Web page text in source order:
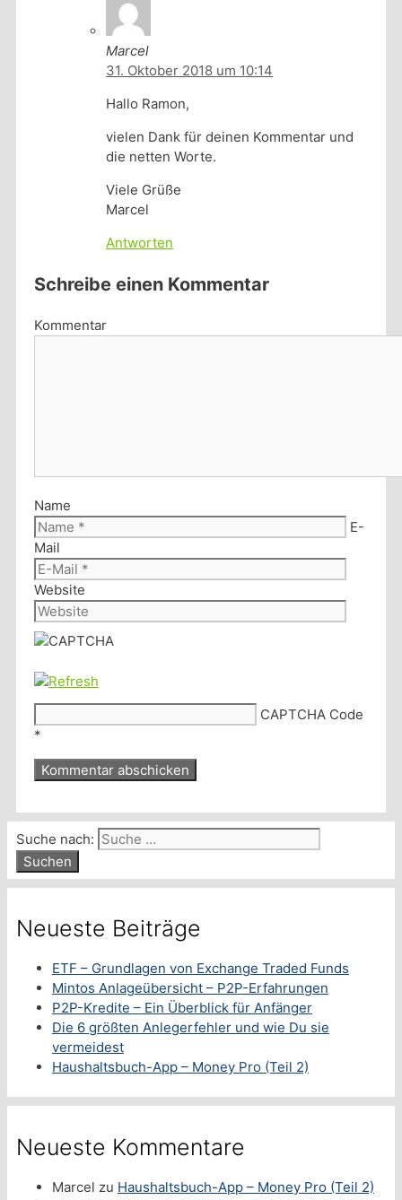
Marcel
31. Oktober 2018 um 10:14
Hallo Ramon,
vielen Dank für deinen Kommentar und
die netten Worte.
Viele Grüße
Marcel
Antworten
Schreibe einen Kommentar
Kommentar
Name
E-
Mail
Website
CAPTCHA Code
*
Suche nach:
Neueste Beiträge
ETF – Grundlagen von Exchange Traded Funds
Mintos Anlageübersicht – P2P-Erfahrungen
P2P-Kredite – Ein Überblick für Anfänger
Die 6 größten Anlegerfehler und wie Du sie
vermeidest
Haushaltsbuch-App – Money Pro (Teil 2)
Neueste Kommentare
Marcel zu Haushaltsbuch-App – Money Pro (Teil 2)